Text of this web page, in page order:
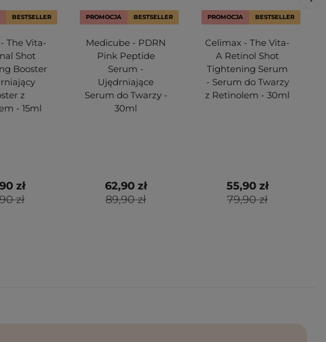
BESTSELLER
The Vita-
Shot
Booster
z
- 15ml
zł
zł
PROMOCJA BESTSELLER
Medicube - PDRN
Pink Peptide
Serum -
Ujędrniające
Serum do Twarzy -
30ml
89,90 zł
62,90 zł
PROMOCJA BESTSELLER
Celimax - The Vita-
A Retinol Shot
Tightening Serum
- Serum do Twarzy
z Retinolem - 30ml
79,90 zł
55,90 zł